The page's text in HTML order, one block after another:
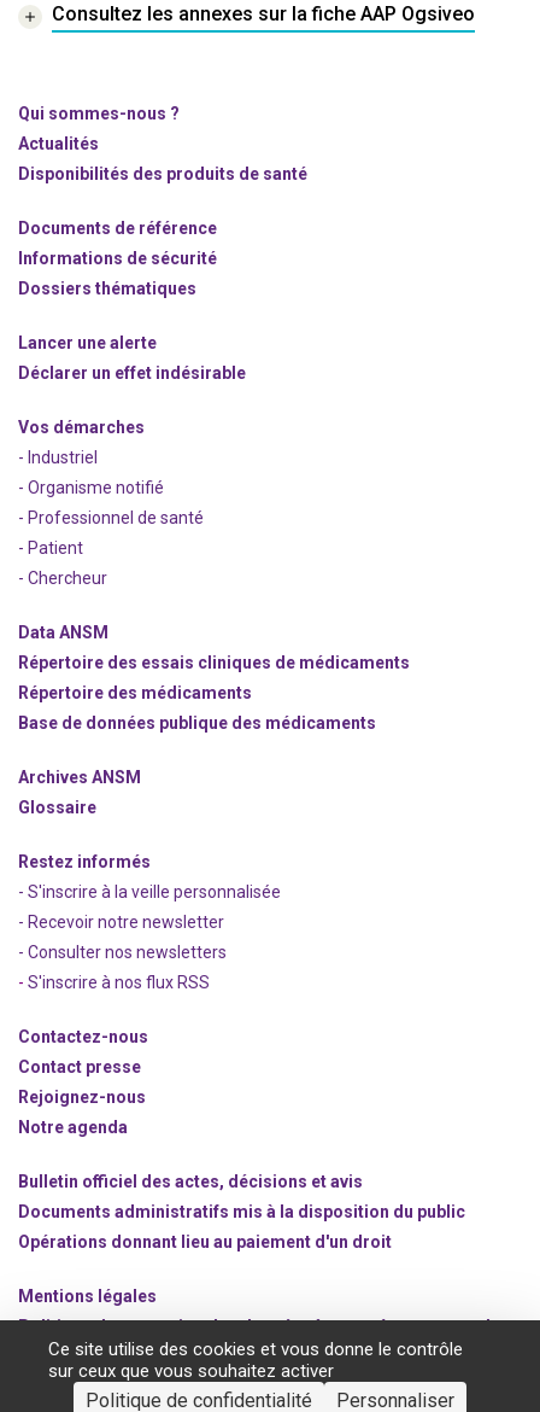
Consultez les annexes sur la fiche AAP Ogsiveo
Qui sommes-nous ?
Actualités
Disponibilités des produits de santé
Documents de référence
Informations de sécurité
Dossiers thématiques
Lancer une alerte
Déclarer un effet indésirable
Vos démarches
- Industriel
- Organisme notifié
- Professionnel de santé
- Patient
- Chercheur
Data ANSM
Répertoire des essais cliniques de médicaments
Répertoire des médicaments
Base de données publique des médicaments
Archives ANSM
Glossaire
Restez informés
- S'inscrire à la veille personnalisée
- Recevoir notre newsletter
- Consulter nos newsletters
- S'inscrire à nos flux RSS
Contactez-nous
Contact presse
Rejoignez-nous
Notre agenda
Bulletin officiel des actes, décisions et avis
Documents administratifs mis à la disposition du public
Opérations donnant lieu au paiement d'un droit
Mentions légales
Politique de protection des données à caractère personnel
Gestion des cookies
Ce site utilise des cookies et vous donne le contrôle
sur ceux que vous souhaitez activer
Personnaliser
Politique de confidentialité